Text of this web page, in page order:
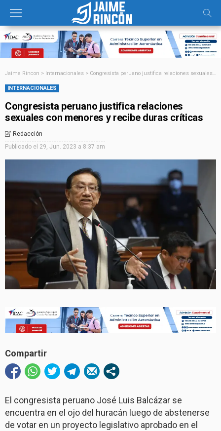
Jaime Rincon > Internacionales > Congresista peruano justifica relaciones sexuales con menores y recibe duras críticas
INTERNACIONALES
Congresista peruano justifica relaciones
sexuales con menores y recibe duras críticas
Redacción
Publicado el 29, Jun. 2023 a 8:37 am
Compartir
El congresista peruano José Luis Balcázar se
encuentra en el ojo del huracán luego de abstenerse
de votar en un proyecto legislativo aprobado en el